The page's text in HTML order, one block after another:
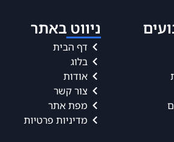
ניווט באתר
דף הבית
בלוג
אודות
צור קשר
מפת אתר
מדיניות פרטיות